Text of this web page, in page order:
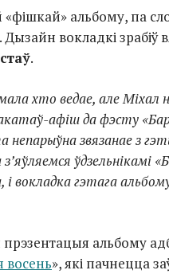
альбому, па
Дызайн вокладкі
.
хто ведае, але Міхал
афіш да фэсту
непарыўна звязанае з
ўдзельнікамі
вокладка гэтага
альбому
восень», які пачнецца